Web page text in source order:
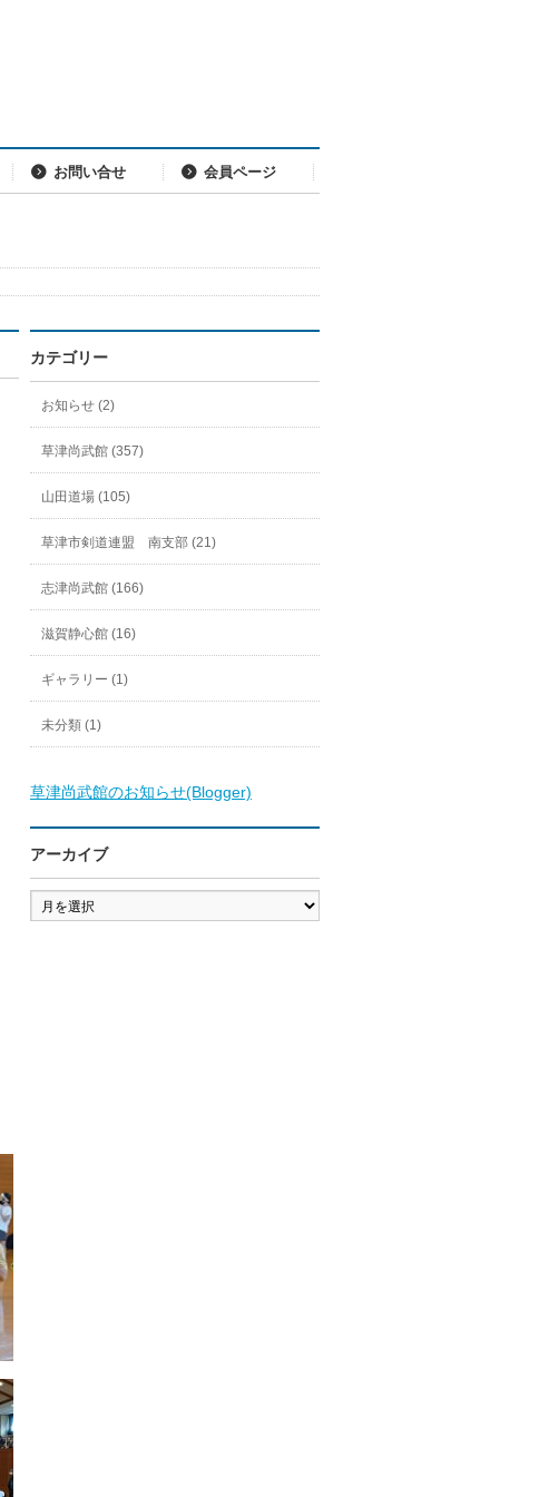
お問い合せ 会員ページ
カテゴリー
お知らせ (2)
草津尚武館 (357)
山田道場 (105)
草津市剣道連盟 南支部 (21)
志津尚武館 (166)
滋賀静心館 (16)
ギャラリー (1)
未分類 (1)
草津尚武館のお知らせ(Blogger)
アーカイブ
ア
ー